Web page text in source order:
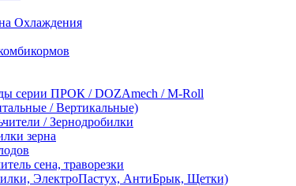
Охлаждения
серии ПРОК / DOZAmech / M-Roll
/ Вертикальные)
/ Зернодробилки
зерна
сена, траворезки
ЭлектроПастух, АнтиБрык, Щетки)